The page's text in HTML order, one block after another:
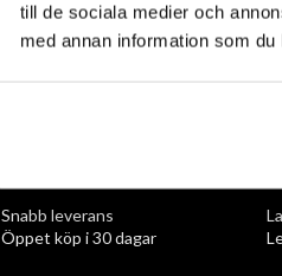
till de sociala medier och
med annan information som
Snabb leverans
Öppet köp i 30 dagar